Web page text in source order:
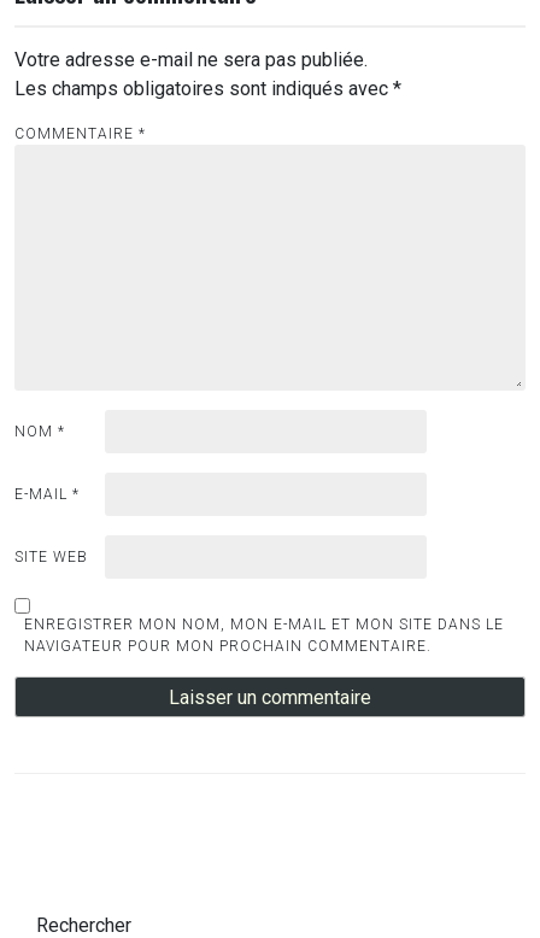
Votre adresse e-mail ne sera pas publiée.
Les champs obligatoires sont indiqués avec *
COMMENTAIRE *
NOM *
E-MAIL *
SITE WEB
ENREGISTRER MON NOM, MON E-MAIL ET MON SITE DANS LE
NAVIGATEUR POUR MON PROCHAIN COMMENTAIRE.
Rechercher